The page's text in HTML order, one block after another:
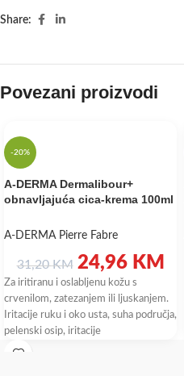
Share:
Povezani proizvodi
-20%
A-DERMA Dermalibour+
obnavljajuća cica-krema 100ml
A-DERMA Pierre Fabre
31,20KM 24,96 KM
Za iritiranu i oslabljenu kožu s
crvenilom, zatezanjem ili ljuskanjem.
Iritacije ruku i oko usta, suha područja,
pelenski osip, iritacije